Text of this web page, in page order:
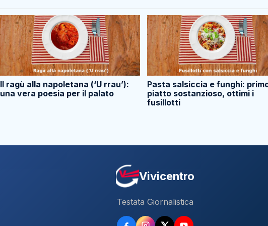
Il ragù alla napoletana (‘U rrau’):
una vera poesia per il palato
Pasta salsiccia e funghi:
piatto sostanzioso, ottimi i
fusillotti
Vivicentro
Testata Giornalistica